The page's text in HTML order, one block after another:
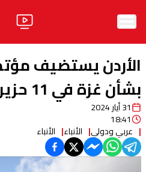
الرئيسية
الأخبار
آراء
فيديو
مواقف
الأردن يستضيف
بشأن غزة في 11 حزيران
31 أيار 2024
18:41
عربي ودولي الأنباء الأنباء